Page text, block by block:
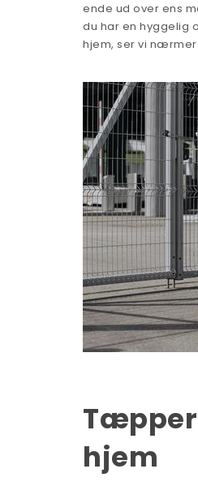
ende ud over ens
du har en hyggelig
hjem, ser vi
hjem